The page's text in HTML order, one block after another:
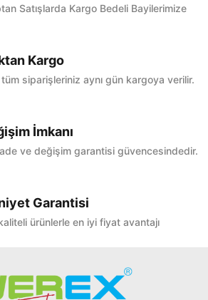
Satışlarda Kargo Bedeli Bayilerimize
Kargo
siparişleriniz aynı gün kargoya verilir.
İmkanı
ve değişim garantisi güvencesindedir.
Garantisi
ürünlerle en iyi fiyat avantajı